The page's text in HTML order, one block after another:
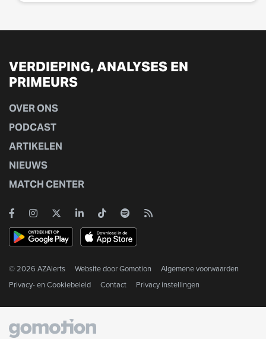
VERDIEPING, ANALYSES EN
PRIMEURS
OVER ONS
PODCAST
ARTIKELEN
NIEUWS
MATCH CENTER
© 2026 AZAlerts Website doorGomotion
Algemene voorwaarden
Privacy- en Cookiebeleid
Contact Privacy instellingen